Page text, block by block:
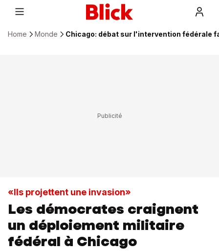
Home Monde Chicago: débat sur l'intervention fédérale
«Ils projettent une invasion»
Les démocrates craignent
un déploiement militaire
fédéral à Chicago